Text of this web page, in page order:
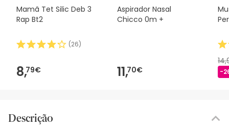
Mamã Tet Silic Deb 3
Rap Bt2
(26)
8,79€
Aspirador Nasal
Chicco 0m +
11,70€ -
Descrição